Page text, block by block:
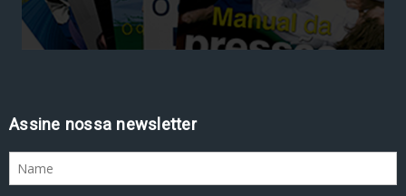
Assine nossa newsletter